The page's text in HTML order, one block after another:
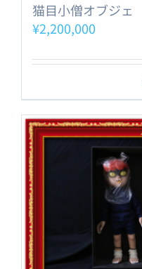
猫目小僧オブジェ
¥2,200,000